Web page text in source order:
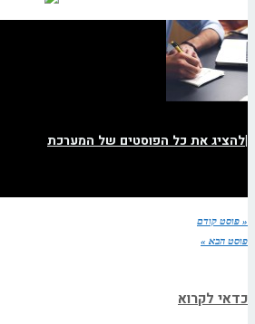
|להציג את כל הפוסטים של המערכת
« פוסט קודם
פוסט הבא »
כדאי לקרוא